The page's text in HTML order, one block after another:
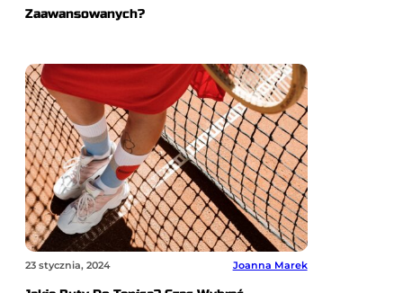
Zaawansowanych?
23 stycznia, 2024 Joanna Marek